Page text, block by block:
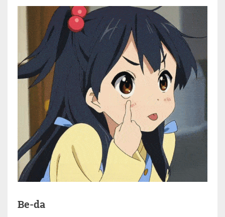
Be-da